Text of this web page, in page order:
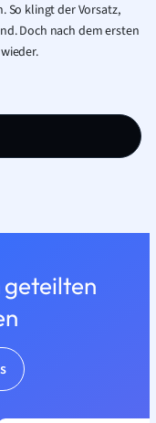
So klingt der Vorsatz,
Doch nach dem ersten
geteilten